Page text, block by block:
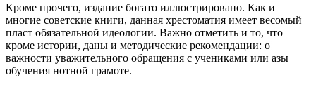
Кроме прочего, издание богато иллюстрировано. Как и
многие советские книги, данная хрестоматия имеет весомый
пласт обязательной идеологии. Важно отметить и то, что
кроме истории, даны и методические рекомендации: о
важности уважительного обращения с учениками или азы
обучения нотной грамоте.